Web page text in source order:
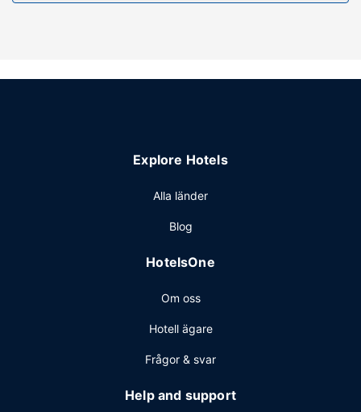
Explore Hotels
Alla länder
Blog
HotelsOne
Om oss
Hotell ägare
Frågor & svar
Help and support